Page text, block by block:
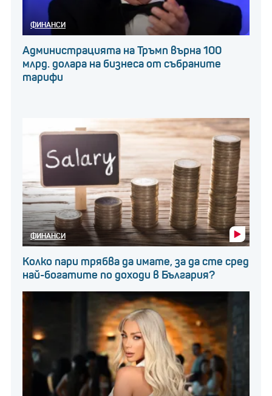
ФИНАНСИ
Администрацията на Тръмп върна 100
млрд. долара на бизнеса от събраните
тарифи
ФИНАНСИ
Колко пари трябва да имате, за да сте сред
най-богатите по доходи в България?